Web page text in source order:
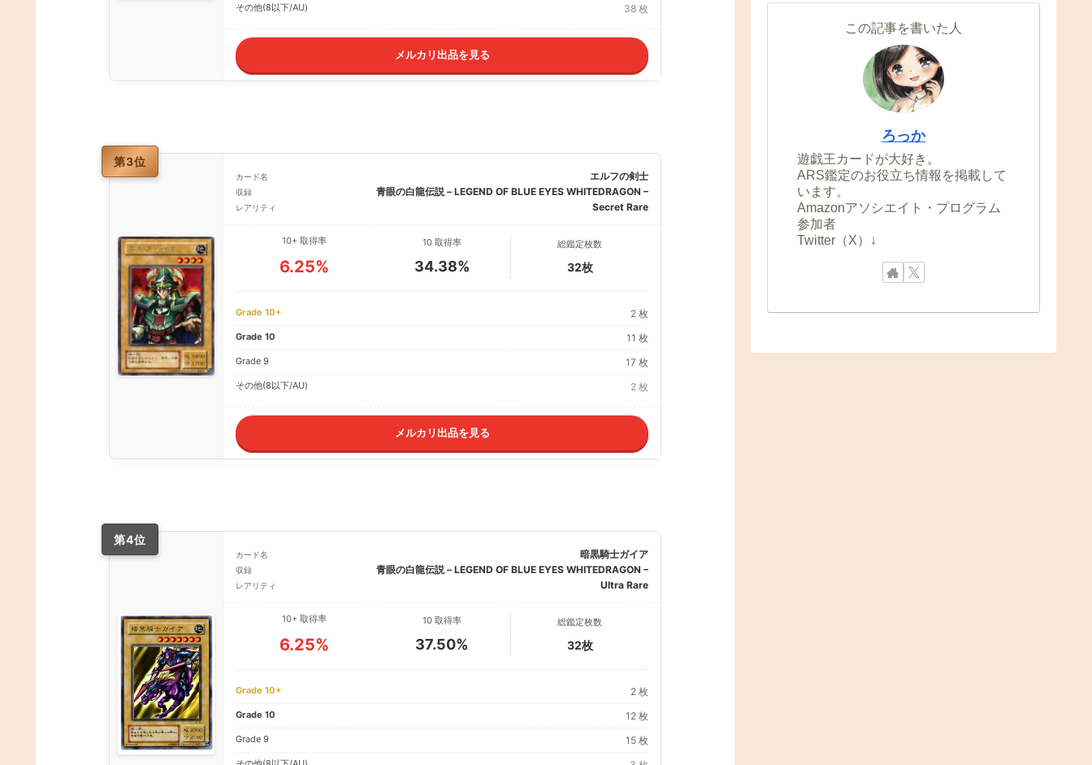
その他(8以下/AU) 38 枚
メルカリ出品を見る
第3位
カード名 エルフの剣士
収録 青眼の白龍伝説 – LEGEND OF BLUE EYES WHITEDRAGON –
レアリティ Secret Rare
10+ 取得率
6.25%
10 取得率
34.38%
総鑑定枚数
32枚
Grade 10+ 2 枚
Grade 10 11 枚
Grade 9 17 枚
その他(8以下/AU) 2 枚
メルカリ出品を見る
第4位
カード名 暗黒騎士ガイア
収録 青眼の白龍伝説 – LEGEND OF BLUE EYES WHITEDRAGON –
レアリティ Ultra Rare
10+ 取得率
6.25%
10 取得率
37.50%
総鑑定枚数
32枚
Grade 10+ 2 枚
Grade 10 12 枚
Grade 9 15 枚
この記事を書いた人
ろっか
遊戯王カードが大好き。
ARS鑑定のお役立ち情報を掲載して
います。
Amazonアソシエイト・プログラム
参加者
Twitter（X）↓